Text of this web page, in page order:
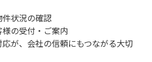
件状況の確認
様の受付・ご案内
が、会社の信頼にもつながる大切